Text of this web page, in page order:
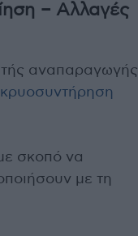
– Αλλαγές
αναπαραγωγής
κρυοσυντήρηση
σκοπό να
με τη